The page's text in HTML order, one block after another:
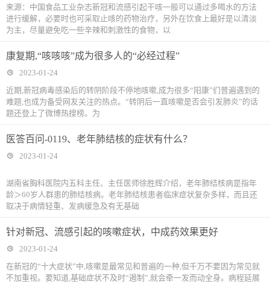
来源：中国食品工业杂志新冠和流感引起干咳一般可以通过多喝水的方法
进行缓解，必要时也可采取止咳的药物治疗，另外在饮食上最好是以清淡
为主，尽量避免吃一些辛辣和刺激性的食物，以
康复期,“咳咳咳”成为很多人的“必经过程”
2023-01-24
近期,新冠病毒感染后的转阴阶段不停地咳嗽,成为很多“阳康”们普遍遇到的
难题,也成为备受网友关注的热点。“转阴后一直咳嗽是否会引发肺炎”的话
题还登上了微博热搜榜。为
医答百问-0119、老年肺结核的症状有什么？
2023-01-24
湖南省胸科医院内五科主任、主任医师徐胜辉介绍，老年肺结核病是指年
龄＞60岁人群患的肺结核病。老年肺结核患者临床症状复杂多样，而且还
取决于病情轻重、发病缓急及有无基础
针对新冠、流感引起的咳嗽症状，中成药效果更好
2023-01-24
在新冠的“十大症状”中,咳嗽是最常见和普遍的一种,但千万不要因为常见就
不加重视。要知道,基础症状不及时“遏制”,就会牵一发而动全身。病程延展